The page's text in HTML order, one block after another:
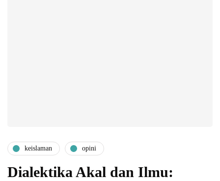
keislaman opini
Dialektika Akal dan Ilmu: